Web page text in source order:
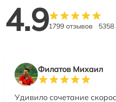
4.91799 отзывов
Филатов Михаил
Удивило сочетание